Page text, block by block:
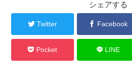
シェアする
Twitter Facebook
Pocket LINE